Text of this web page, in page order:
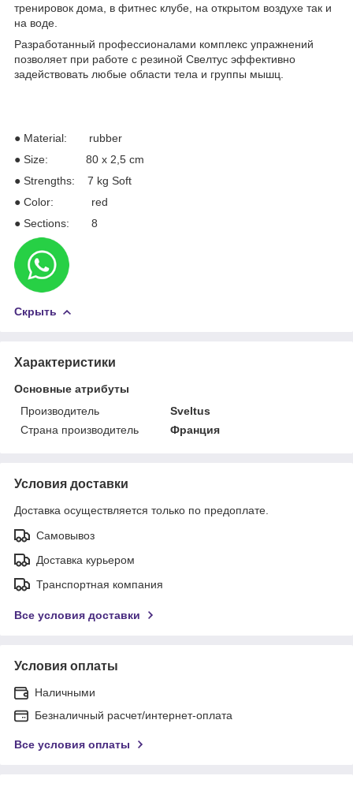
тренировок дома, в фитнес клубе, на открытом воздухе так и
на воде.
Разработанный профессионалами комплекс упражнений
позволяет при работе с резиной Свелтус эффективно
задействовать любые области тела и группы мышц.
● Material: rubber
● Size: 80 x 2,5 cm
● Strengths: 7 kg Soft
● Color: red
● Sections: 8
Скрыть
Характеристики
Основные атрибуты
Производитель
Sveltus
Страна производитель
Франция
Условия доставки
Доставка осуществляется только по предоплате.
Самовывоз
Доставка курьером
Транспортная компания
Все условия доставки
Условия оплаты
Наличными
Безналичный расчет/интернет-оплата
Все условия оплаты